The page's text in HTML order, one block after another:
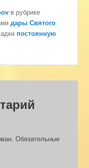
в рубрике
дары Святого
постоянную
Обязательные